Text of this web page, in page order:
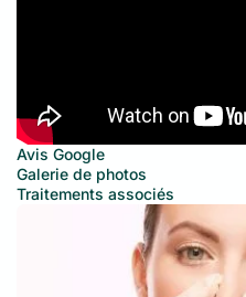
Avis Google
Galerie de photos
Traitements associés